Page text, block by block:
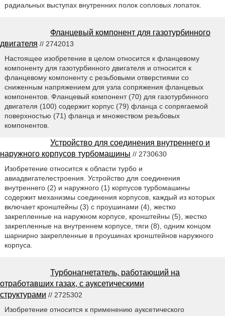
радиальных выступах внутренних полок сопловых лопаток.
Фланцевый компонент для газотурбинного
двигателя // 2742013
Настоящее изобретение в целом относится к фланцевому
компоненту для газотурбинного двигателя и относится к
фланцевому компоненту с резьбовыми отверстиями со
сниженным напряжением для узла сопряжения фланцевых
компонентов. Фланцевый компонент (70) для газотурбинного
двигателя (100) содержит корпус (79) фланца с сопрягаемой
поверхностью (71) фланца и множеством резьбовых
компонентов.
Устройство для соединения внутреннего и
наружного корпусов турбомашины // 2730630
Изобретение относится к области турбо и
авиадвигателестроения. Устройство для соединения
внутреннего (2) и наружного (1) корпусов турбомашины
содержит механизмы соединения корпусов, каждый из которых
включает кронштейны (3) с проушинами (4), жестко
закрепленные на наружном корпусе, кронштейны (5), жестко
закрепленные на внутреннем корпусе, тяги (8), одним концом
шарнирно закрепленные в проушинах кронштейнов наружного
корпуса.
Турбонагнетатель, работающий на
отработавших газах, с ауксетическими
структурами // 2725302
Изобретение относится к применению ауксетического